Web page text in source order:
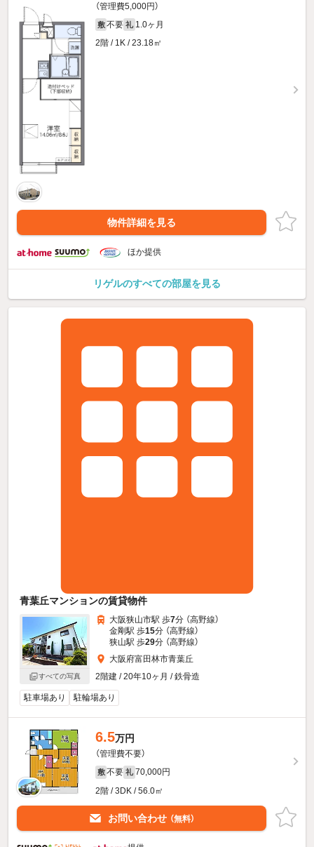
（管理費5,000円）
敷 不要 礼 1.0ヶ月
2階 / 1K / 23.18㎡
物件詳細を見る
ほか提供
リゲルのすべての部屋を見る
青葉丘マンションの賃貸物件
すべての写真
大阪狭山市駅 歩7分 （高野線）
金剛駅 歩15分 （高野線）
狭山駅 歩29分 （高野線）
大阪府富田林市青葉丘
2階建 / 20年10ヶ月 / 鉄骨造
駐車場あり 駐輪場あり
6.5万円
（管理費不要）
敷 不要 礼 70,000円
2階 / 3DK / 56.0㎡
お問い合わせ （無料）